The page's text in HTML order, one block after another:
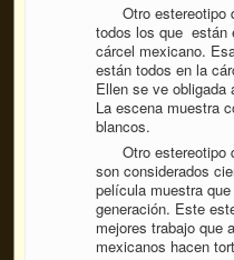
Otro estereotipo
todos los que están
cárcel mexicano.
están todos en la
Ellen se ve obligada
La escena muestra
blancos.
Otro estereotipo
son considerados
película muestra
generación. Este
mejores trabajo que
mexicanos hacen